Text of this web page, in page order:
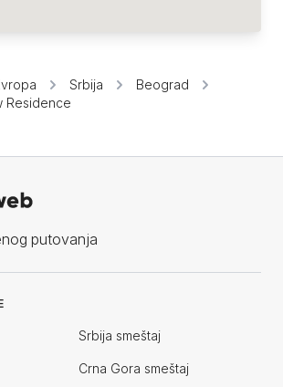
Srbija
Beograd
Residence
putovanja
Srbija smeštaj
Crna Gora smeštaj